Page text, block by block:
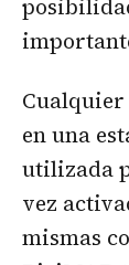
en una
utilizada
vez
mismas